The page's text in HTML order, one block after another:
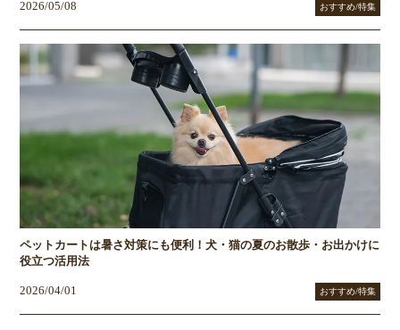
2026/05/08 おすすめ/特集
ペットカートは暑さ対策にも便利！犬・猫の夏のお散歩・お出かけに
役立つ活用法
2026/04/01 おすすめ/特集